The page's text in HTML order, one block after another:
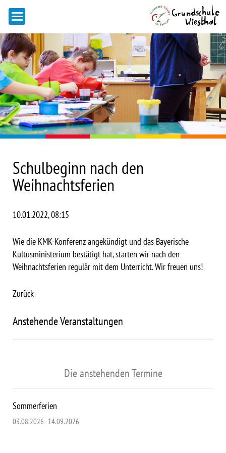
Schulbeginn nach den
Weihnachtsferien
10.01.2022, 08:15
Wie die KMK-Konferenz angekündigt und das Bayerische
Kultusministerium bestätigt hat, starten wir nach den
Weihnachtsferien regulär mit dem Unterricht. Wir freuen uns!
Zurück
Anstehende Veranstaltungen
Die anstehenden Termine
Sommerferien
03.08.2026–14.09.2026